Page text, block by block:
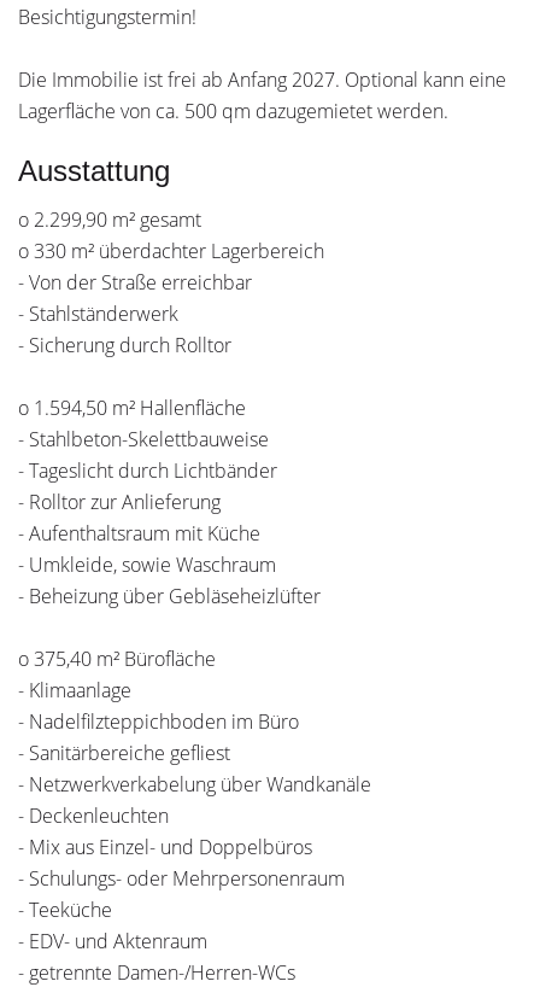
Besichtigungstermin!
Die Immobilie ist frei ab Anfang 2027. Optional kann eine
Lagerfläche von ca. 500 qm dazugemietet werden.
Ausstattung
o 2.299,90 m² gesamt
o 330 m² überdachter Lagerbereich
- Von der Straße erreichbar
- Stahlständerwerk
- Sicherung durch Rolltor
o 1.594,50 m² Hallenfläche
- Stahlbeton-Skelettbauweise
- Tageslicht durch Lichtbänder
- Rolltor zur Anlieferung
- Aufenthaltsraum mit Küche
- Umkleide, sowie Waschraum
- Beheizung über Gebläseheizlüfter
o 375,40 m² Bürofläche
- Klimaanlage
- Nadelfilzteppichboden im Büro
- Sanitärbereiche gefliest
- Netzwerkverkabelung über Wandkanäle
- Deckenleuchten
- Mix aus Einzel- und Doppelbüros
- Schulungs- oder Mehrpersonenraum
- Teeküche
- EDV- und Aktenraum
- getrennte Damen-/Herren-WCs